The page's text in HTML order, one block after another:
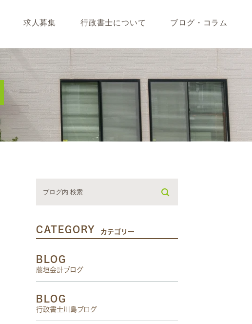
のか
営について
て
承継について
求人募集 行政書士について ブログ・コラム
藤垣会計ブログ
行政書士川島ブログ
365BLOG
コラム
CATEGORY カテゴリー
BLOG
藤垣会計ブログ
BLOG
行政書士川島ブログ